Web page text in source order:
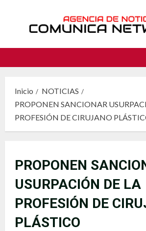
contenido
Inicio
NOTICIAS
PROPONEN SANCIONAR
PROFESIÓN DE CIRUJANO
PROPONEN
USURPACIÓN DE LA
PROFESIÓN DE
PLÁSTICO